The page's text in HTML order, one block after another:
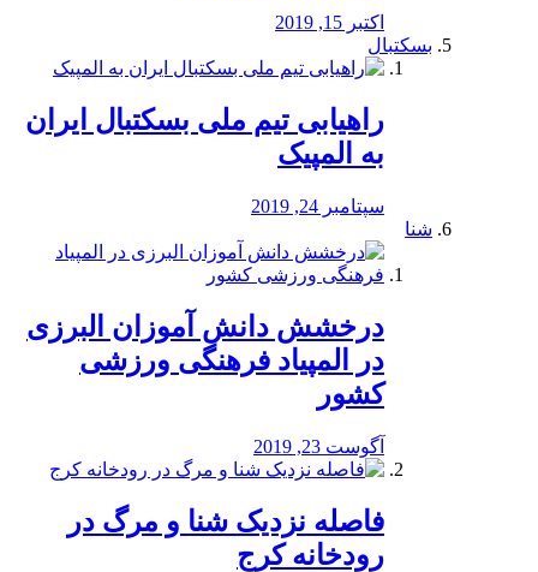
اکتبر 15, 2019
بسکتبال
راهیابی تیم ملی بسکتبال ایران
به المپیک
سپتامبر 24, 2019
شنا
درخشش دانش آموزان البرزی
در المپیاد فرهنگی ورزشی
کشور
آگوست 23, 2019
️فاصله نزدیک شنا و مرگ در
رودخانه کرج